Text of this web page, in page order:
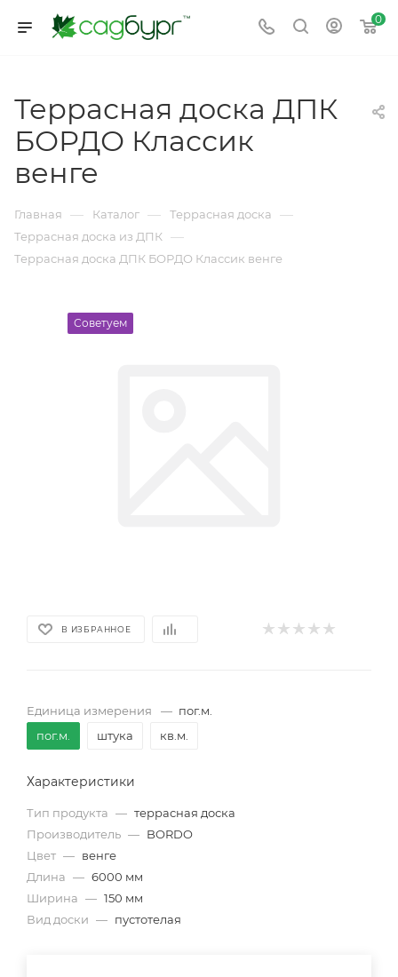
0
Террасная доска ДПК
БОРДО Классик
венге
Главная — Каталог — Террасная доска —
Террасная доска из ДПК —
Террасная доска ДПК БОРДО Классик венге
Советуем
В ИЗБРАННОЕ
Единица измерения — пог.м.
пог.м.
штука кв.м.
Характеристики
Тип продукта — террасная доска
Производитель — BORDO
Цвет — венге
Длина — 6000 мм
Ширина — 150 мм
Вид доски — пустотелая